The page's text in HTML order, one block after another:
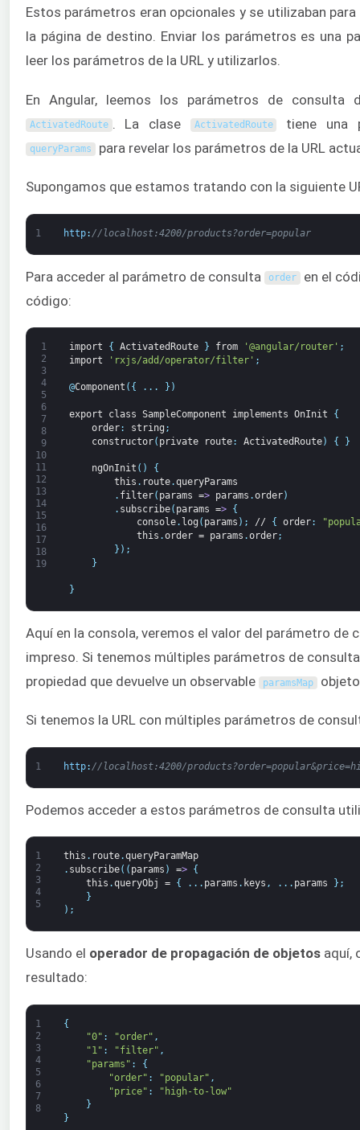
Estos parámetros eran opcionales y se utilizaban
la página de destino. Enviar los parámetros es una
leer los parámetros de la URL y utilizarlos.
En Angular, leemos los parámetros de
ActivatedRoute . La clase ActivatedRoute tiene una
queryParams para revelar los parámetros de la URL
Supongamos que estamos tratando con la siguiente
1 http: //localhost:4200/products?order=popular
Para acceder al parámetro de consulta order en el
código:
1
2
3
4
5
6
7
8
9
10
11
12
13
14
15
16
17
18
19
import { ActivatedRoute } from '@angular/router' ;
import
'rxjs/add/operator/filter' ;
@Component ( { . . . } )
export class SampleComponent implements OnInit
{
order: string ;
constructor( private route: ActivatedRoute) { }
ngOnInit ( )
{
this . route.queryParams
. filter( params => params .order)
. subscribe( params =>
{
console. log ( params ) ; // { order:
this .order = params .order;
} ) ;
}
}
Aquí en la consola, veremos el valor del parámetro de
impreso. Si tenemos múltiples parámetros de
propiedad que devuelve un observable
paramsMap
Si tenemos la URL con múltiples parámetros de
1 http: //localhost:4200/
Podemos acceder a estos parámetros de consulta
1
2
3
4
5
this . route.queryParamMap
. subscribe( ( params ) =>
{
this .queryObj = { . . . params . keys , . . . params } ;
}
) ;
Usando el operador de propagación de objetos aquí,
resultado:
1
2
3
4
5
6
7
8
{
"0" : "order" ,
"1" : "filter" ,
"params" :
{
"order" : "popular" ,
"price" :
"high-to-low"
}
}